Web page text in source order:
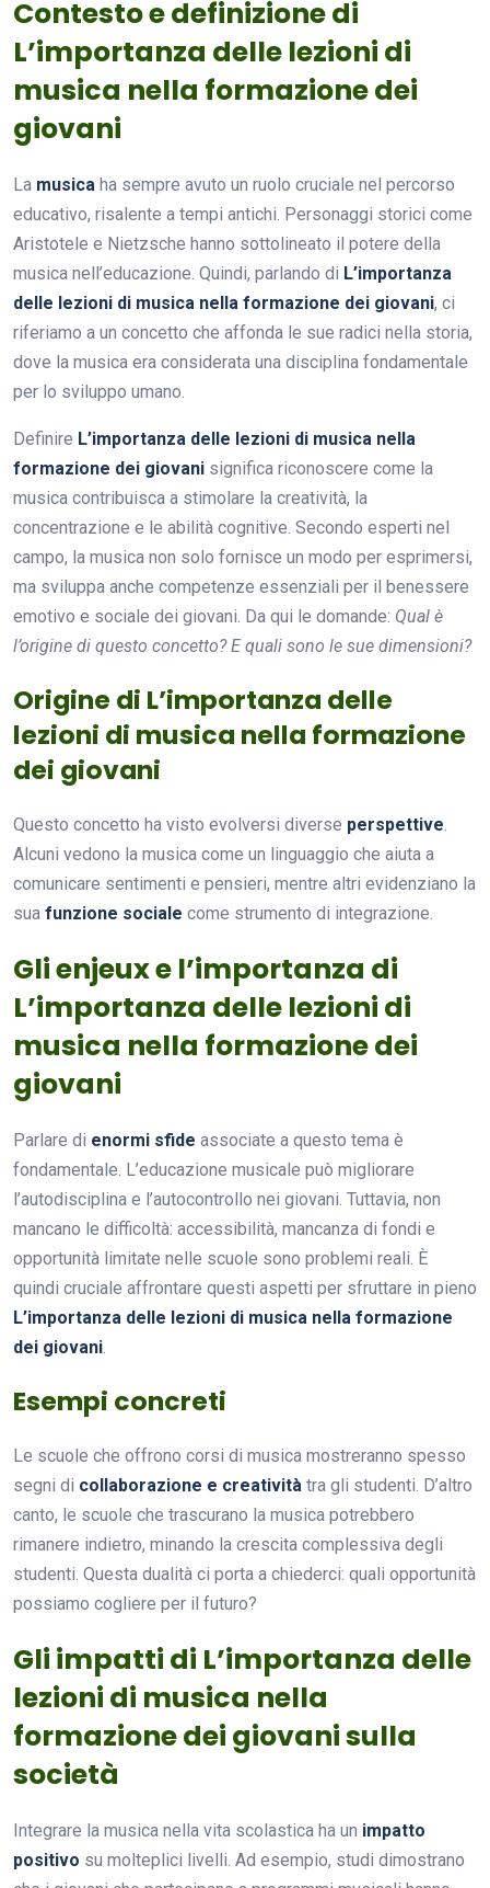
Contesto e definizione di
L’importanza delle lezioni di
musica nella formazione dei
giovani
La musica ha sempre avuto un ruolo cruciale nel percorso
educativo, risalente a tempi antichi. Personaggi storici come
Aristotele e Nietzsche hanno sottolineato il potere della
musica nell’educazione. Quindi, parlando di L’importanza
delle lezioni di musica nella formazione dei giovani, ci
riferiamo a un concetto che affonda le sue radici nella storia,
dove la musica era considerata una disciplina fondamentale
per lo sviluppo umano.
Definire L’importanza delle lezioni di musica nella
formazione dei giovani significa riconoscere come la
musica contribuisca a stimolare la creatività, la
concentrazione e le abilità cognitive. Secondo esperti nel
campo, la musica non solo fornisce un modo per esprimersi,
ma sviluppa anche competenze essenziali per il benessere
emotivo e sociale dei giovani. Da qui le domande: Qual è
l’origine di questo concetto? E quali sono le sue dimensioni?
Origine di L’importanza delle
lezioni di musica nella formazione
dei giovani
Questo concetto ha visto evolversi diverse perspettive.
Alcuni vedono la musica come un linguaggio che aiuta a
comunicare sentimenti e pensieri, mentre altri evidenziano la
sua funzione sociale come strumento di integrazione.
Gli enjeux e l’importanza di
L’importanza delle lezioni di
musica nella formazione dei
giovani
Parlare di enormi sfide associate a questo tema è
fondamentale. L’educazione musicale può migliorare
l’autodisciplina e l’autocontrollo nei giovani. Tuttavia, non
mancano le difficoltà: accessibilità, mancanza di fondi e
opportunità limitate nelle scuole sono problemi reali. È
quindi cruciale affrontare questi aspetti per sfruttare in pieno
L’importanza delle lezioni di musica nella formazione
dei giovani.
Esempi concreti
Le scuole che offrono corsi di musica mostreranno spesso
segni di collaborazione e creatività tra gli studenti. D’altro
canto, le scuole che trascurano la musica potrebbero
rimanere indietro, minando la crescita complessiva degli
studenti. Questa dualità ci porta a chiederci: quali opportunità
possiamo cogliere per il futuro?
Gli impatti di L’importanza delle
lezioni di musica nella
formazione dei giovani sulla
società
Integrare la musica nella vita scolastica ha un impatto
positivo su molteplici livelli. Ad esempio, studi dimostrano